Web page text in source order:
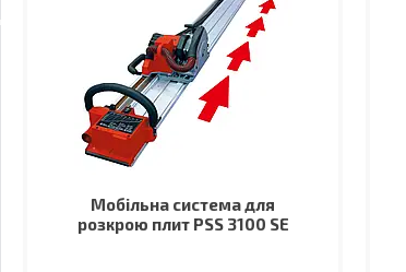
Мобільна система для
розкрою плит PSS 3100 SE